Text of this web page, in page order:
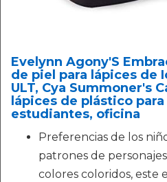
Evelynn Agony'S
de piel para lápices de
ULT, Cya Summoner's
lápices de plástico
estudiantes, oficina
Preferencias de los
patrones de
colores coloridos, este